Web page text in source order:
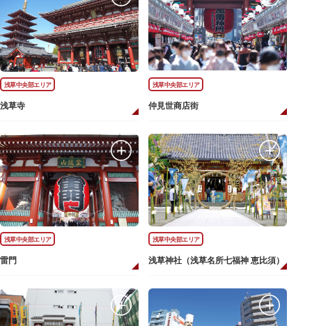
浅草中央部エリア
浅草寺
浅草中央部エリア
仲見世商店街
浅草中央部エリア
雷門
浅草中央部エリア
浅草神社（浅草名所七福神 恵比須）